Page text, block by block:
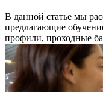
В данной статье мы
предлагающие
профили, проходные